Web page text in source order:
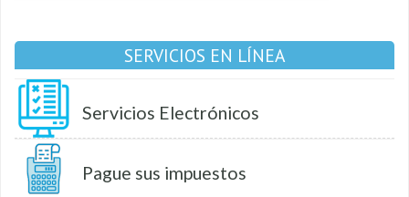
SERVICIOS EN LÍNEA
Servicios Electrónicos
Pague sus impuestos